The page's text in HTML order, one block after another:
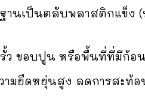
านเป็นตลับพลาสติกแข็ง (
ว ขอบปูน หรือพื้นที่ที่มีก้อ
มยืดหยุ่นสูง ลดการสะท้